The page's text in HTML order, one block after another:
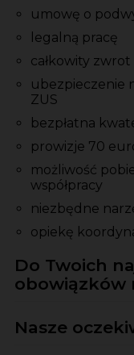
umowę o
legalną pracę
całkowity
ubezpieczenie
ZUS
bezpłatna
prowizje 70
możliwość
współpracy
niezbędne
opiekę
Do Twoich
obowiązków
Nasze